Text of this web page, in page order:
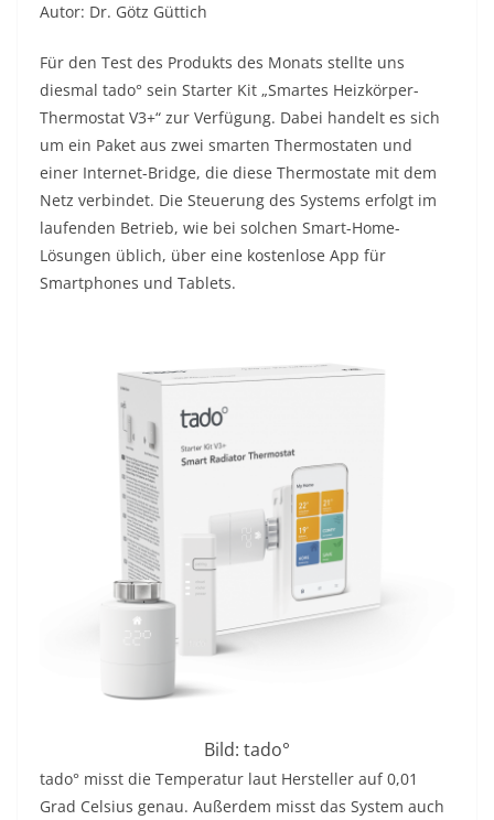
Autor: Dr. Götz Güttich
Für den Test des Produkts des Monats stellte uns
diesmal tado° sein Starter Kit „Smartes Heizkörper-
Thermostat V3+“ zur Verfügung. Dabei handelt es sich
um ein Paket aus zwei smarten Thermostaten und
einer Internet-Bridge, die diese Thermostate mit dem
Netz verbindet. Die Steuerung des Systems erfolgt im
laufenden Betrieb, wie bei solchen Smart-Home-
Lösungen üblich, über eine kostenlose App für
Smartphones und Tablets.
Bild: tado°
tado° misst die Temperatur laut Hersteller auf 0,01
Grad Celsius genau. Außerdem misst das System auch